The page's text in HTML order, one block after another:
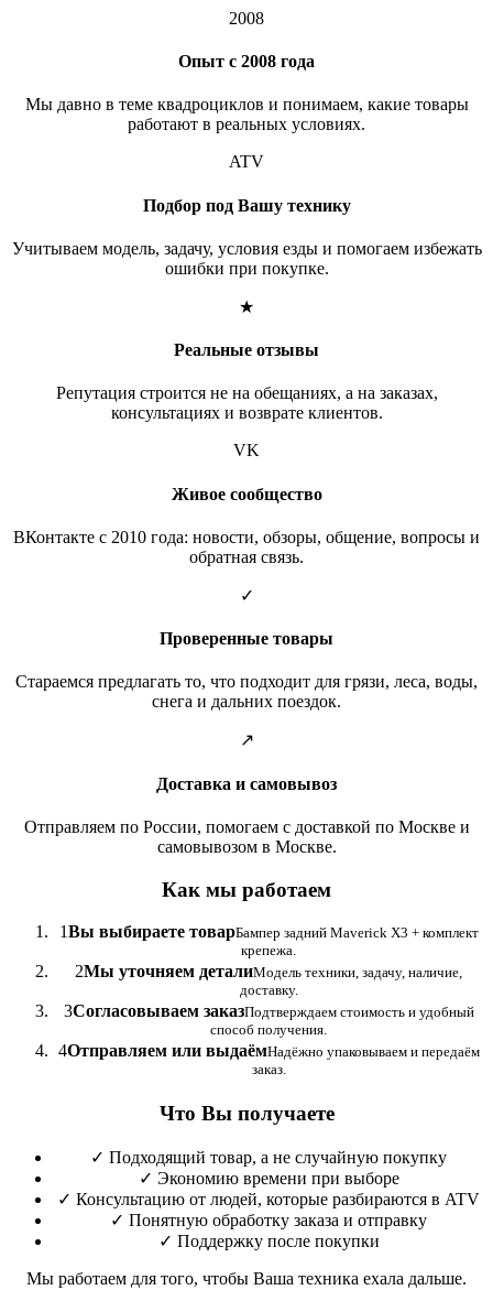
2008
Опыт с 2008 года
Мы давно в теме квадроциклов и понимаем, какие товары
работают в реальных условиях.
ATV
Подбор под Вашу технику
Учитываем модель, задачу, условия езды и помогаем избежать
ошибки при покупке.
★
Реальные отзывы
Репутация строится не на обещаниях, а на заказах,
консультациях и возврате клиентов.
VK
Живое сообщество
ВКонтакте с 2010 года: новости, обзоры, общение, вопросы и
обратная связь.
✓
Проверенные товары
Стараемся предлагать то, что подходит для грязи, леса, воды,
снега и дальних поездок.
↗
Доставка и самовывоз
Отправляем по России, помогаем с доставкой по Москве и
самовывозом в Москве.
Как мы работаем
1Вы выбираете товарБампер задний Maverick X3 + комплект
крепежа.
2Мы уточняем деталиМодель техники, задачу, наличие,
доставку.
3Согласовываем заказПодтверждаем стоимость и удобный
способ получения.
4Отправляем или выдаёмНадёжно упаковываем и передаём
заказ.
Что Вы получаете
✓ Подходящий товар, а не случайную покупку
✓ Экономию времени при выборе
✓ Консультацию от людей, которые разбираются в ATV
✓ Понятную обработку заказа и отправку
✓ Поддержку после покупки
Мы работаем для того, чтобы Ваша техника ехала дальше.